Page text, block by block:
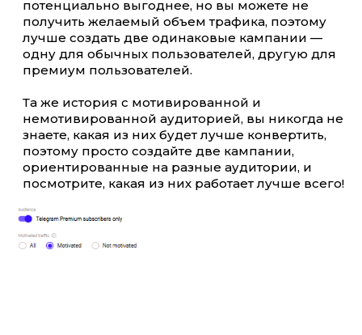
потенциально выгоднее, но вы можете не
получить желаемый объем трафика, поэтому
лучше создать две одинаковые кампании —
одну для обычных пользователей, другую для
премиум пользователей.
Та же история с мотивированной и
немотивированной аудиторией, вы никогда не
знаете, какая из них будет лучше конвертить,
поэтому просто создайте две кампании,
ориентированные на разные аудитории, и
посмотрите, какая из них работает лучше всего!